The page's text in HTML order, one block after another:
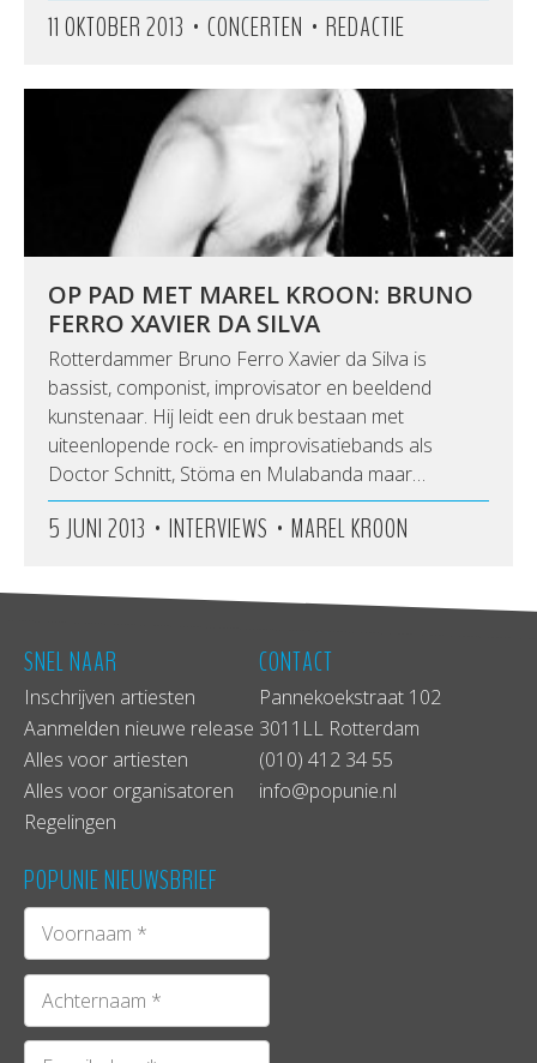
11 OKTOBER 2013 • CONCERTEN • REDACTIE
OP PAD MET MAREL KROON: BRUNO
FERRO XAVIER DA SILVA
Rotterdammer Bruno Ferro Xavier da Silva is
bassist, componist, improvisator en beeldend
kunstenaar. Hij leidt een druk bestaan met
uiteenlopende rock- en improvisatiebands als
Doctor Schnitt, Stöma en Mulabanda maar…
5 JUNI 2013 • INTERVIEWS • MAREL KROON
SNEL NAAR
Inschrijven artiesten
Aanmelden nieuwe release
Alles voor artiesten
Alles voor organisatoren
Regelingen
CONTACT
Pannekoekstraat 102
3011LL Rotterdam
(010) 412 34 55
info@popunie.nl
POPUNIE NIEUWSBRIEF